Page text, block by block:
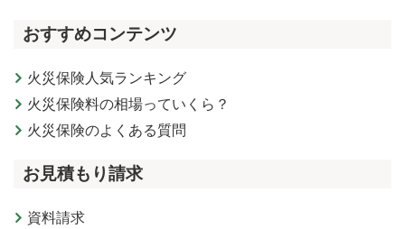
おすすめコンテンツ
火災保険人気ランキング
火災保険料の相場っていくら？
火災保険のよくある質問
お見積もり請求
資料請求